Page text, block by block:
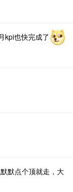
kpi也快完成了
默点个顶就走，大